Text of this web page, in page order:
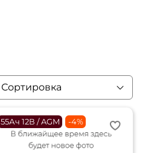
55Ач 12В / AGM -4%